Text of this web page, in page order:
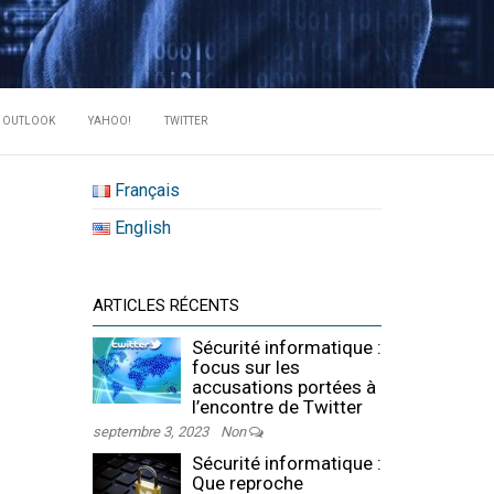
DES
OUTLOOK YAHOO! TWITTER
Français
English
ARTICLES RÉCENTS
Sécurité informatique :
focus sur les
accusations portées à
l’encontre de Twitter
septembre 3, 2023 Non
Sécurité informatique :
Que reproche